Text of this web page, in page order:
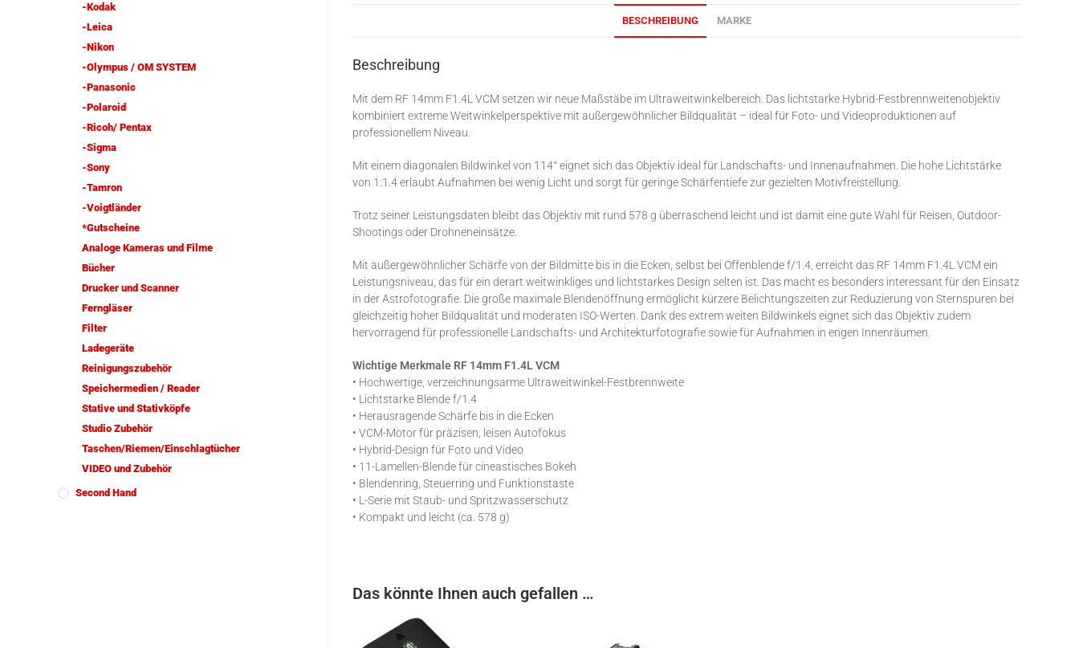
BESCHREIBUNG MARKE
Beschreibung
Mit dem RF 14mm F1.4L VCM setzen wir neue Maßstäbe im Ultraweitwinkelbereich. Das lichtstarke Hybrid-Festbrennweitenobjektiv
kombiniert extreme Weitwinkelperspektive mit außergewöhnlicher Bildqualität – ideal für Foto- und Videoproduktionen auf
professionellem Niveau.
Mit einem diagonalen Bildwinkel von 114° eignet sich das Objektiv ideal für Landschafts- und Innenaufnahmen. Die hohe Lichtstärke
von 1:1.4 erlaubt Aufnahmen bei wenig Licht und sorgt für geringe Schärfentiefe zur gezielten Motivfreistellung.
Trotz seiner Leistungsdaten bleibt das Objektiv mit rund 578 g überraschend leicht und ist damit eine gute Wahl für Reisen, Outdoor-
Shootings oder Drohneneinsätze.
Mit außergewöhnlicher Schärfe von der Bildmitte bis in die Ecken, selbst bei Offenblende f/1.4, erreicht das RF 14mm F1.4L VCM ein
Leistungsniveau, das für ein derart weitwinkliges und lichtstarkes Design selten ist. Das macht es besonders interessant für den Einsatz
in der Astrofotografie. Die große maximale Blendenöffnung ermöglicht kürzere Belichtungszeiten zur Reduzierung von Sternspuren bei
gleichzeitig hoher Bildqualität und moderaten ISO-Werten. Dank des extrem weiten Bildwinkels eignet sich das Objektiv zudem
hervorragend für professionelle Landschafts- und Architekturfotografie sowie für Aufnahmen in engen Innenräumen.
Wichtige Merkmale RF 14mm F1.4L VCM
• Hochwertige, verzeichnungsarme Ultraweitwinkel-Festbrennweite
• Lichtstarke Blende f/1.4
• Herausragende Schärfe bis in die Ecken
• VCM-Motor für präzisen, leisen Autofokus
• Hybrid-Design für Foto und Video
• 11-Lamellen-Blende für cineastisches Bokeh
• Blendenring, Steuerring und Funktionstaste
• L-Serie mit Staub- und Spritzwasserschutz
• Kompakt und leicht (ca. 578 g)
Das könnte Ihnen auch gefallen …
-Kodak
-Leica
-Nikon
-Olympus / OM SYSTEM
-Panasonic
-Polaroid
-Ricoh/ Pentax
-Sigma
-Sony
-Tamron
-Voigtländer
*Gutscheine
Analoge Kameras und Filme
Bücher
Drucker und Scanner
Ferngläser
Filter
Ladegeräte
Reinigungszubehör
Speichermedien / Reader
Stative und Stativköpfe
Studio Zubehör
Taschen/Riemen/Einschlagtücher
VIDEO und Zubehör
Second Hand